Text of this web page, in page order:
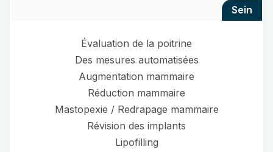
sein
Évaluation de la poitrine
Des mesures automatisées
Augmentation mammaire
Réduction mammaire
Mastopexie / Redrapage mammaire
Révision des implants
Lipofilling